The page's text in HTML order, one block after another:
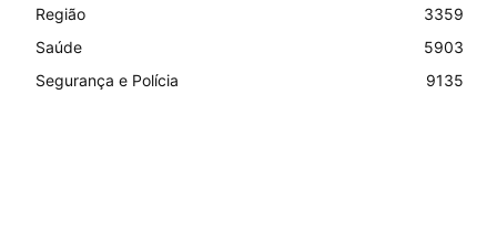
Região
3359
Saúde
5903
Segurança e Polícia
9135